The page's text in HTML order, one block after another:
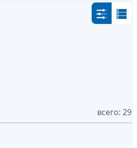
всего: 29